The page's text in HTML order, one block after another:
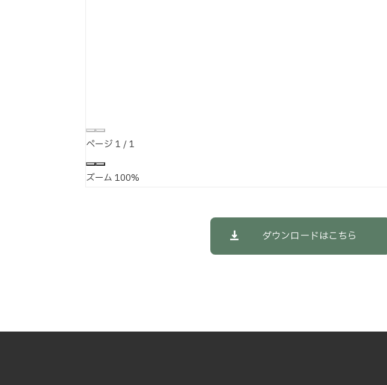
ページ 1 /1
ズーム 100%
ダウンロードはこちら